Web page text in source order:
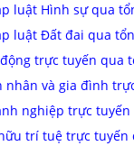
luật Hình sự qua
luật Đất đai qua
trực tuyến qua
nhân và gia đình
nghiệp trực
trí tuệ trực